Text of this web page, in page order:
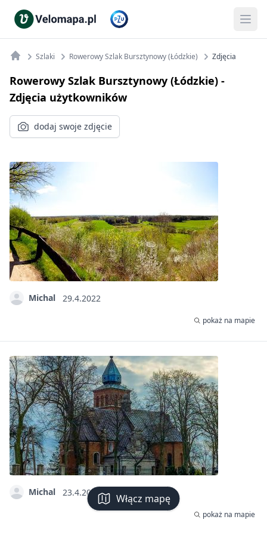
Włącz mapę
Szlaki Rowerowy Szlak Bursztynowy (Łódzkie) Zdjęcia
Rowerowy Szlak Bursztynowy (Łódzkie) -
Zdjęcia użytkowników
dodaj swoje zdjęcie
Michal 29.4.2022
pokaż na mapie
Michal 23.4.2022
pokaż na mapie